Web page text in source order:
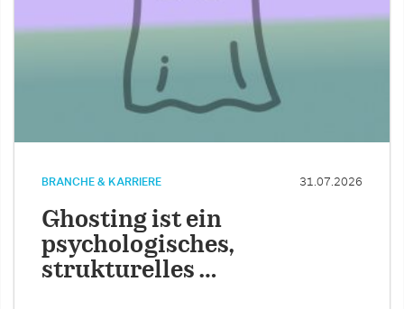
BRANCHE & KARRIERE 31.07.2026
Ghosting ist ein
psychologisches,
strukturelles …